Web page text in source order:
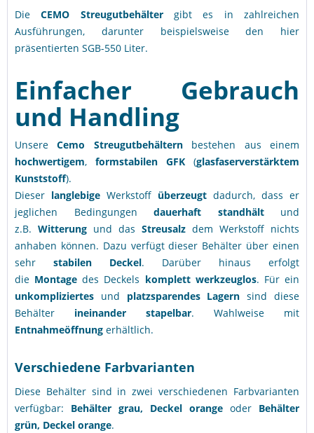
DieCEMO Streugutbehältergibt es in zahlreichen
Ausführungen, darunter beispielsweise den hier
präsentierten SGB-550 Liter.
Einfacher Gebrauch
und Handling
UnsereCemo Streugutbehälternbestehen aus einem
hochwertigem, formstabilen GFK (glasfaserverstärktem
Kunststoff).
Dieser langlebige Werkstoff überzeugt dadurch, dass er
jeglichen Bedingungen dauerhaft standhältund
z.B. Witterung und das Streusalz dem Werkstoff nichts
anhaben können. Dazu verfügt dieser Behälter über einen
sehr stabilen Deckel. Darüber hinaus erfolgt
die Montage des Deckels komplett werkzeuglos. Für ein
unkompliziertes und platzsparendes Lagern sind diese
Behälter ineinander stapelbar. Wahlweise mit
Entnahmeöffnung erhältlich.
Verschiedene Farbvarianten
Diese Behälter sind in zwei verschiedenen Farbvarianten
verfügbar: Behälter grau, Deckel orange oder Behälter
grün, Deckel orange.